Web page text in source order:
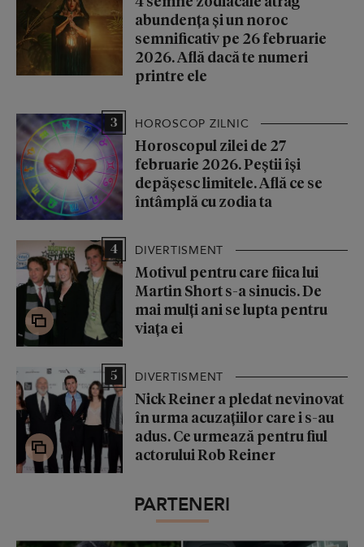
abundența și un noroc
semnificativ pe 26 februarie
2026. Află dacă te numeri
printre ele
3 HOROSCOP ZILNIC
Horoscopul zilei de 27
februarie 2026. Peștii își
depășesc limitele. Află ce se
întâmplă cu zodia ta
4 DIVERTISMENT
Motivul pentru care fiica lui
Martin Short s-a sinucis. De
mai mulți ani se lupta pentru
viața ei
5 DIVERTISMENT
Nick Reiner a pledat nevinovat
în urma acuzațiilor care i s-au
adus. Ce urmează pentru fiul
actorului Rob Reiner
PARTENERI